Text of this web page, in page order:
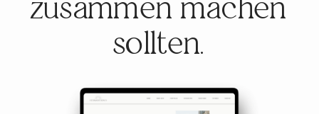
zusammen machen
sollten.